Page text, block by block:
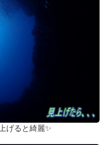
げると綺麗✨